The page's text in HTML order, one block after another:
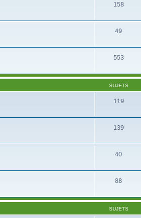
158
49
553
SUJETS
119
139
40
88
SUJETS